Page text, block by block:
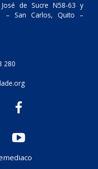
de Sucre N58-63 y
– San Carlos, Quito –
280